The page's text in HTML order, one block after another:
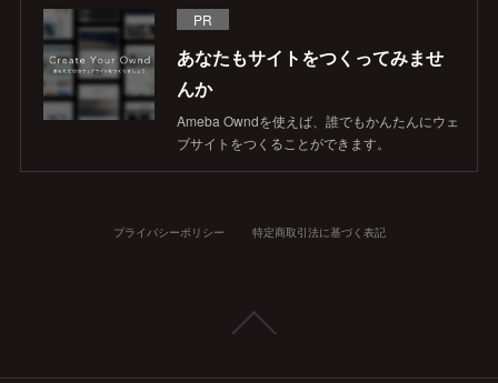
PR
あなたもサイトをつくってみませ
んか
Ameba Owndを使えば、誰でもかんたんにウェ
ブサイトをつくることができます。
プライバシーポリシー 特定商取引法に基づく表記